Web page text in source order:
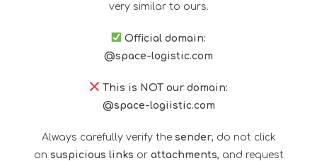
very similar to ours.
Official domain:
@space-logistic.com
This is NOT our domain:
@space-logiistic.com
Always carefully verify the sender, do not click
on suspicious links or attachments, and request